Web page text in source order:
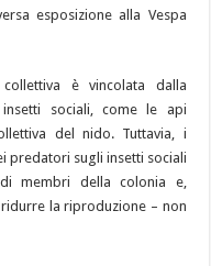
esposizione alla Vespa
è vincolata dalla
sociali, come le api
del nido. Tuttavia, i
predatori sugli insetti sociali
membri della colonia e,
la riproduzione – non